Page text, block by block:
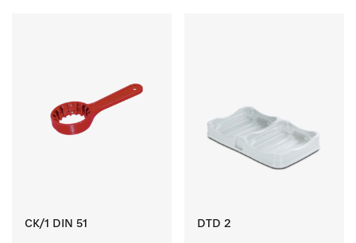
CK/1 DIN 51 DTD 2